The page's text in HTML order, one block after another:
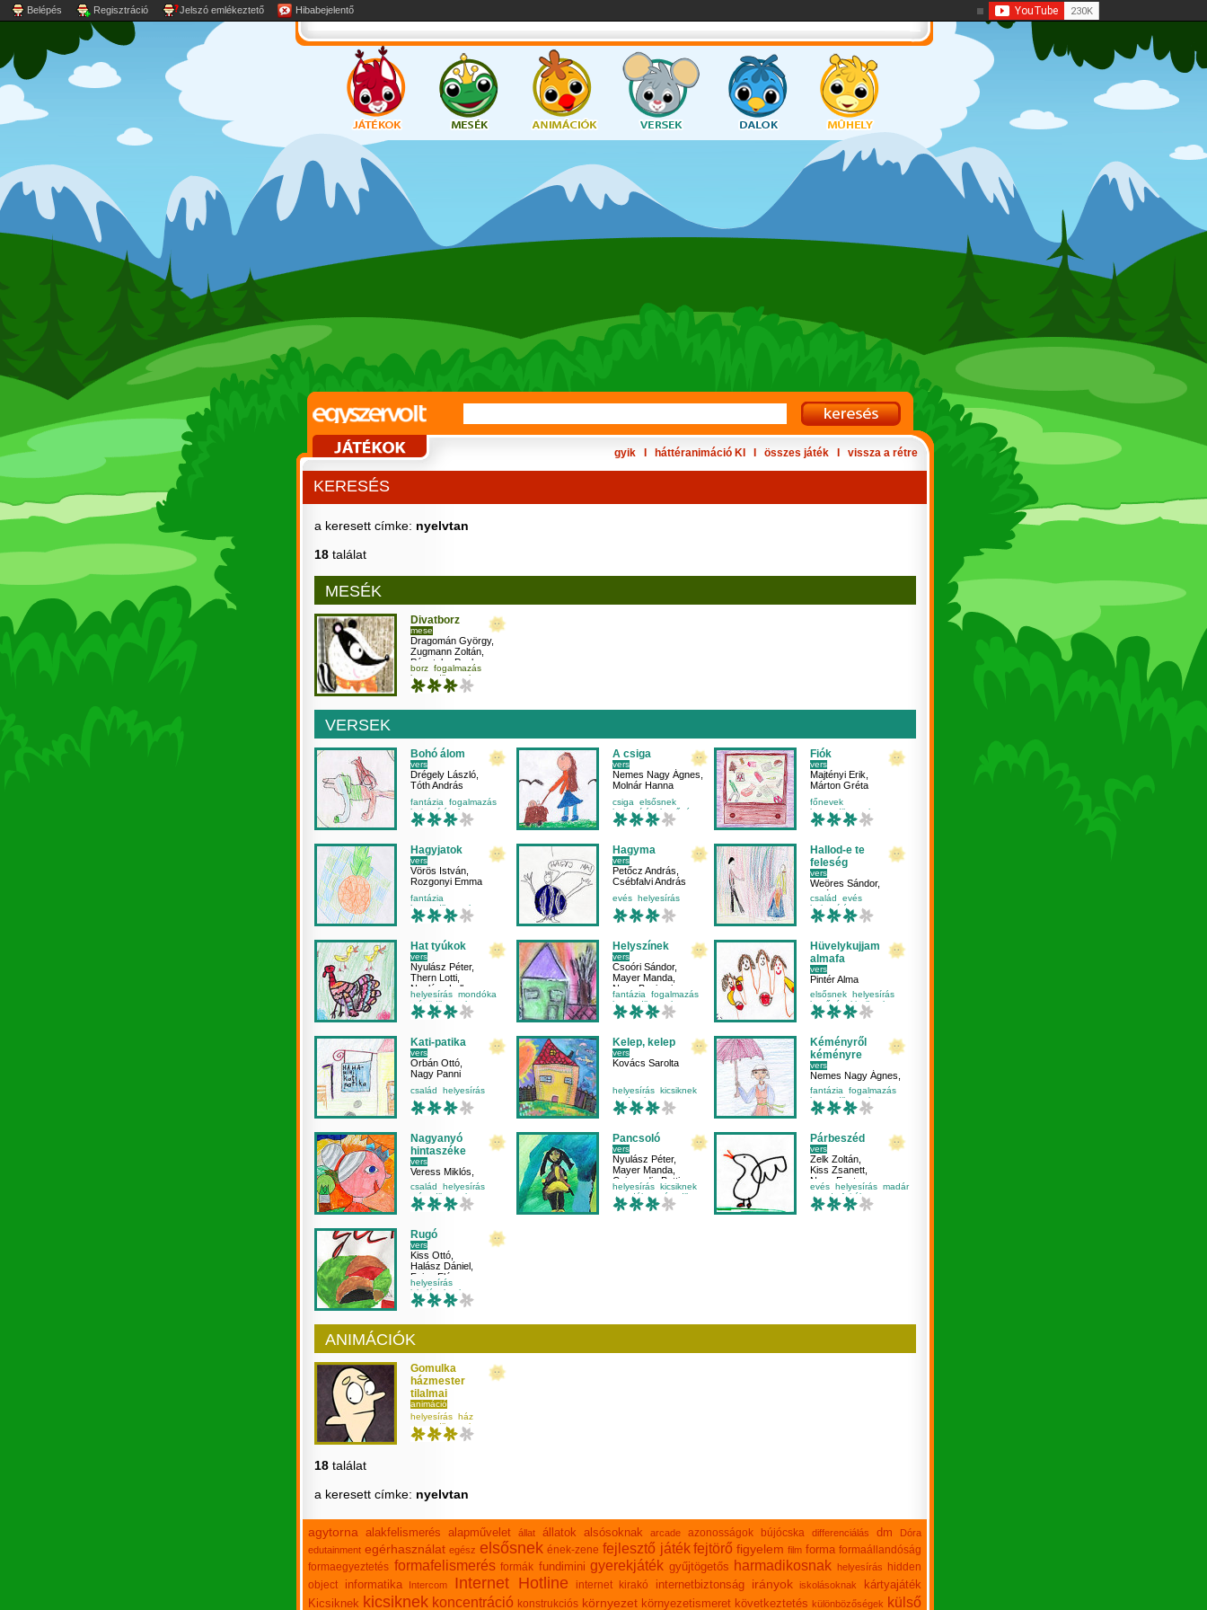
Belépés Regisztráció Jelszó emlékeztető Hibabejelentő
gyik háttéranimáció KI összes játék vissza a rétre
KERESÉS
a keresett címke: nyelvtan
18 találat
MESÉK
Divatborz
mese
Dragomán György,
Zugmann Zoltán
Pásztohy Panka
borz fogalmazás
harmadikosnak
helyesírás
VERSEK
Bohó álom
vers
Drégely László
Tóth András
fantázia
fogalmazás
helyesírás
kutya
A csiga
vers
Nemes Nagy Ágnes
Molnár Hanna
csiga
elsősnek
helyesírás
kettőzés
Fiók
vers
Majtényi Erik
Márton Gréta
főnevek
harmadikosnak
helyesírás
nyelvtan
Hagyjatok
vers
Vörös István
Rozgonyi Emma
fantázia
harmadikosnak
helyesírás
Hagyma
vers
Petőcz András
Csébfalvi András
evés helyesírás
mese-vers
mondatfajták
Hallod-e te
feleség
vers
Weöres Sándor,
Halász Dani
Kuslits Kata
család
evés
helyesírás
iskolásoknak
Hat tyúkok
vers
Nyulász Péter,
Thern Lotti
Nyulász Lelle
helyesírás mondóka
másodikosnak
nyelvtan
Helyszínek
vers
Csoóri Sándor,
Mayer Manda
Nagy Benjamin
fantázia
fogalmazás
harmadikosnak
helyesírás
Hüvelykujjam
almafa
vers
Pintér Alma
elsősnek helyesírás
kettőzés
kicsiknek
Kati-patika
vers
Orbán Ottó
Nagy Panni
család
helyesírás
mese-vers
mondatfajták
Kelep, kelep
vers
Kovács Sarolta
helyesírás kicsiknek
madarak
mese-vers
Kéményről
kéményre
vers
Nemes Nagy Ágnes
Maradi Panna
fantázia
fogalmazás
harmadikosnak
helyesírás
Nagyanyó
hintaszéke
vers
Veress Miklós
Fodor Kriszti
Burzuk Edit
család
helyesírás
másodikosnak
nagymama
Pancsoló
vers
Nyulász Péter,
Mayer Manda
Csizmadia Bettina
helyesírás kicsiknek
mondóka
másodikos
Párbeszéd
vers
Zelk Zoltán
Kiss Zsanett
Nagy Eszter
evés helyesírás madár
mondatfajták
Rugó
vers
Kiss Ottó
Halász Dániel
Fejes Flóra
helyesírás
iskolásoknak
másodikosnak
ANIMÁCIÓK
Gomulka
házmester
tilalmai
animáció
Zalán Tibor,
Kaláka együttes
Végső Ágota
helyesírás ház
negyedikesnek
nyelvtan
18 találat
a keresett címke: nyelvtan
agytorna alakfelismerés alapművelet állat állatok alsósoknak arcade azonosságok bújócska differenciálás dm
Dóra
edutainment egérhasználat egész elsősnek ének-zene fejlesztő játék fejtörő figyelem film forma formaállandóság
formaegyeztetés formafelismerés formák fundimini gyerekjáték gyűjtögetős harmadikosnak helyesírás
hidden
object
informatika Intercom Internet Hotline internet kirakó internetbiztonság irányok iskolásoknak
kártyajáték
Kicsiknek kicsiknek koncentráció konstrukciós környezet környezetismeret következtetés különbözőségek külső